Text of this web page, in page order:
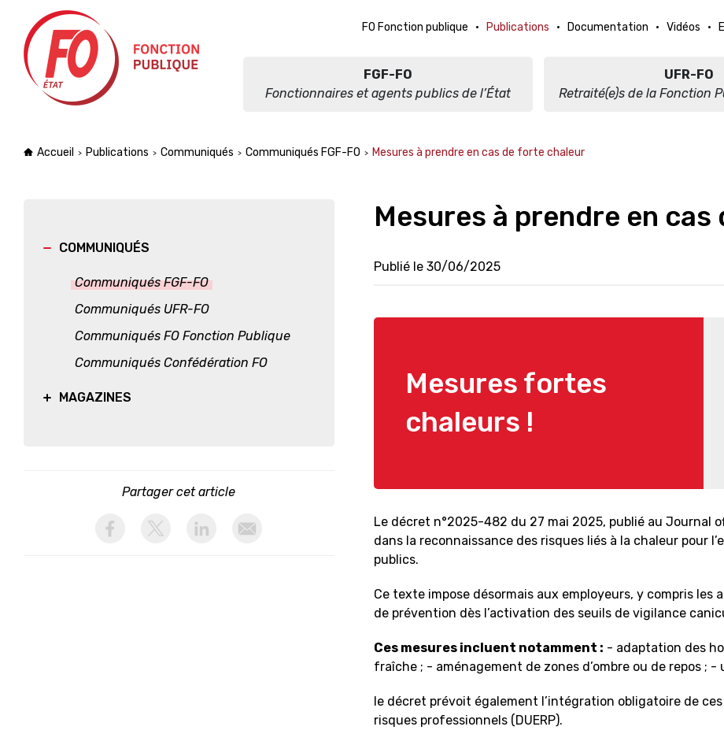
Aller à la navigation
Aller au contenu
FO Fonction publique Publications Documentation Vidéos
FGF-FO
Fonctionnaires et agents publics de l’État
UFR-FO
Retraité(e)s de la Fonction
Accueil Publications Communiqués Communiqués FGF-FO Mesures à prendre en cas de forte chaleur
Mesures à prendre en
Publié le 30/06/2025
Mesures fortes
chaleurs !
Le décret n°2025-482 du 27 mai 2025, publié au Journal
dans la reconnaissance des risques liés à la chaleur pour
publics.
Ce texte impose désormais aux employeurs, y compris
de prévention dès l’activation des seuils de vigilance
Ces mesures incluent notamment : - adaptation des
fraîche ; - aménagement de zones d’ombre ou de repos ;
le décret prévoit également l’intégration obligatoire de
risques professionnels (DUERP).
COMMUNIQUÉS
Communiqués FGF-FO
Communiqués UFR-FO
Communiqués FO Fonction Publique
Communiqués Confédération FO
MAGAZINES
Partager cet article